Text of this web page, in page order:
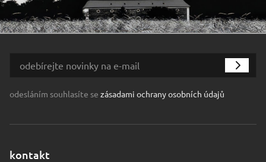
odesláním souhlasíte se zásadami ochrany osobních údajů
kontakt